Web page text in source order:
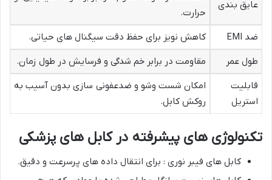
عایق بندی
حرارت.
ضد EMI
کاهش نویز برای حفظ دقت سیگنال های حیاتی.
طول عمر
مقاومت در برابر خم شدگی و فرسایش در طول زمان.
قابلیت
استریل
امکان شست وشو و ضدعفونی سازی بدون آسیب به
روکش کابل.
تکنولوژی های پیشرفته در کابل های پزشکی
کابل های فیبر نوری : برای انتقال داده های پرسرعت و دقیق.